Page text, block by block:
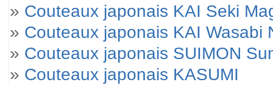
» Couteaux japonais KAI Seki
» Couteaux japonais KAI Wasabi
» Couteaux japonais SUIMON
» Couteaux japonais KASUMI